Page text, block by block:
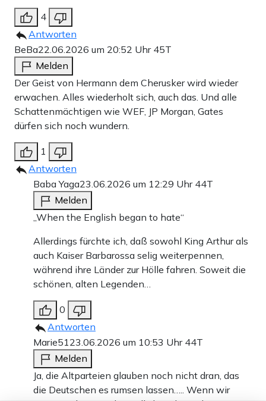
4
Antworten
BeBa22.06.2026 um 20:52 Uhr 45T
Melden
Der Geist von Hermann dem Cherusker wird wieder
erwachen. Alles wiederholt sich, auch das. Und alle
Schattenmächtigen wie WEF, JP Morgan, Gates
dürfen sich noch wundern.
1
Antworten
Baba Yaga23.06.2026 um 12:29 Uhr 44T
Melden
„When the English began to hate“
Allerdings fürchte ich, daß sowohl King Arthur als
auch Kaiser Barbarossa selig weiterpennen,
während ihre Länder zur Hölle fahren. Soweit die
schönen, alten Legenden…
0
Antworten
Marie5123.06.2026 um 10:53 Uhr 44T
Melden
Ja, die Altparteien glauben noch nicht dran, das
die Deutschen es rumsen lassen….. Wenn wir